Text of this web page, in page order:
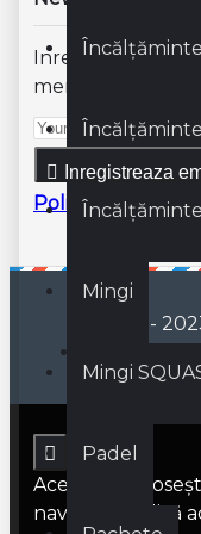
Mingi
Mingi
Padel
Inregistreaza-te
mereu informat
Inregistreaza
Am citit şi
Politica de
© 2019 -
drepturile
Acest site
navigării implică